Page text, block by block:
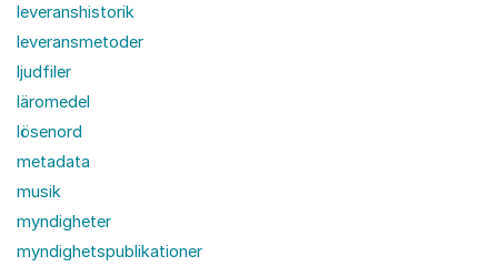
leveranshistorik
leveransmetoder
ljudfiler
läromedel
lösenord
metadata
musik
myndigheter
myndighetspublikationer